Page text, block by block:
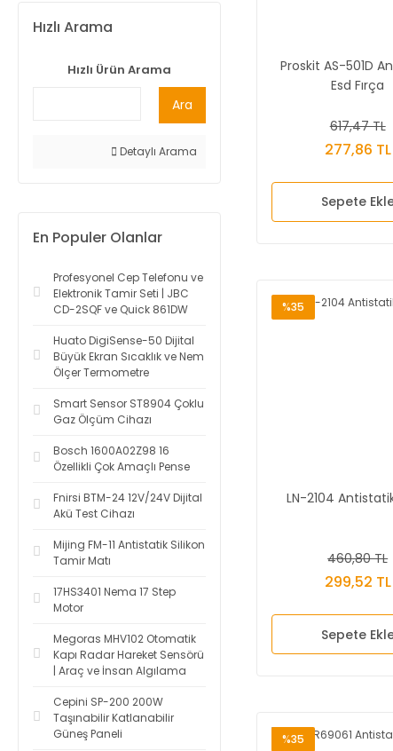
Hızlı Arama
Hızlı Ürün Arama
Ara
Detaylı Arama
En Populer Olanlar
Profesyonel Cep Telefonu ve
Elektronik Tamir Seti | JBC
CD-2SQF ve Quick 861DW
Huato DigiSense-50 Dijital
Büyük Ekran Sıcaklık ve Nem
Ölçer Termometre
Smart Sensor ST8904 Çoklu
Gaz Ölçüm Cihazı
Bosch 1600A02Z98 16
Özellikli Çok Amaçlı Pense
Fnirsi BTM-24 12V/24V Dijital
Akü Test Cihazı
Mijing FM-11 Antistatik Silikon
Tamir Matı
17HS3401 Nema 17 Step
Motor
Megoras MHV102 Otomatik
Kapı Radar Hareket Sensörü
| Araç ve İnsan Algılama
Cepini SP-200 200W
Taşınabilir Katlanabilir
Güneş Paneli
Proskit AS-501D
Esd Fırça
617,47 TL
277,86 TL
Sepete
%35
LN-2104
460,80 TL
299,52 TL
Sepete
%35